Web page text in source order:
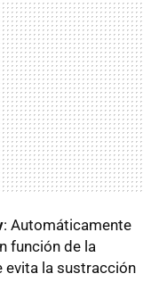
: Automáticamente
función de la
evita la sustracción